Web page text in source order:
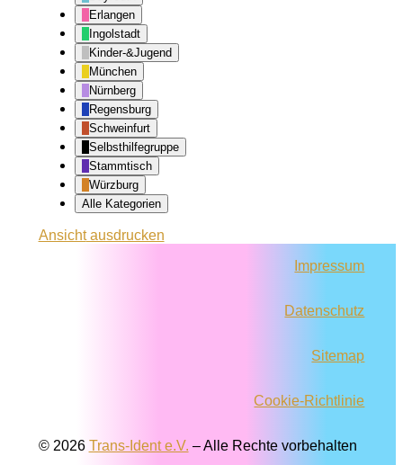
Erlangen
Ingolstadt
Kinder-&Jugend
München
Nürnberg
Regensburg
Schweinfurt
Selbsthilfegruppe
Stammtisch
Würzburg
Alle Kategorien
Ansichtausdrucken
Impressum
Datenschutz
Sitemap
Cookie-Richtlinie
© 2026 Trans-Ident e.V. – Alle Rechte vorbehalten